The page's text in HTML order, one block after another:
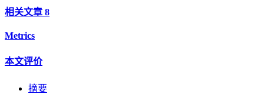
相关文章 8
Metrics
本文评价
摘要